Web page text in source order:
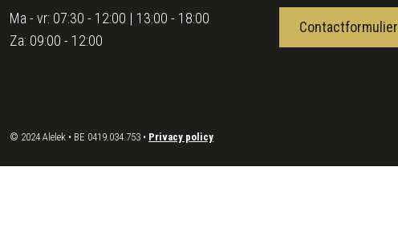
Ma - vr: 07:30 - 12:00 | 13:00 - 18:00
Za: 09:00 - 12:00
Contactformulier
© 2024 Alelek • BE 0419.034.753 • Privacy policy